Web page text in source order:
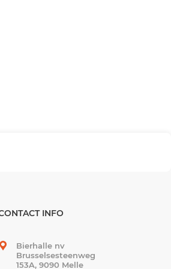
INFO
Bierhalle nv
Brusselsesteenweg
153A, 9090 Melle